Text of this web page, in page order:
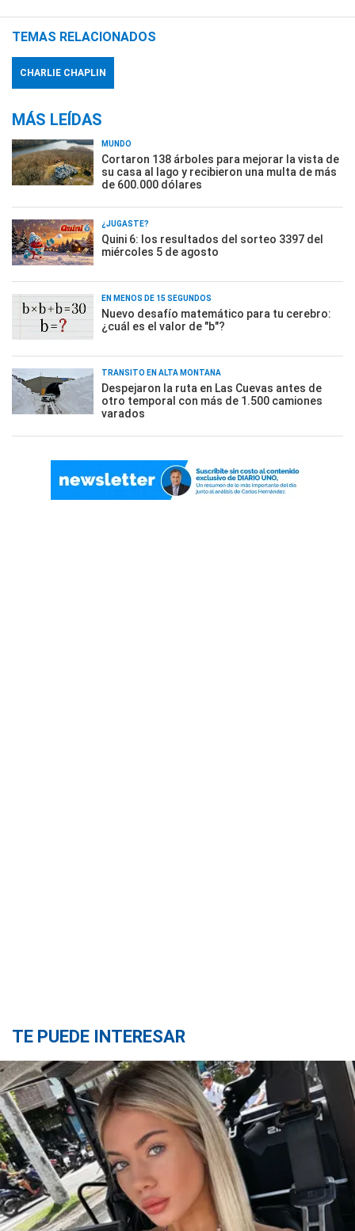
TEMAS RELACIONADOS
CHARLIE CHAPLIN
MÁS LEÍDAS
MUNDO
Cortaron 138 árboles para mejorar la vista de
su casa al lago y recibieron una multa de más
de 600.000 dólares
¿JUGASTE?
Quini 6: los resultados del sorteo 3397 del
miércoles 5 de agosto
EN MENOS DE 15 SEGUNDOS
Nuevo desafío matemático para tu cerebro:
¿cuál es el valor de "b"?
TRÁNSITO EN ALTA MONTAÑA
Despejaron la ruta en Las Cuevas antes de
otro temporal con más de 1.500 camiones
varados
TE PUEDE INTERESAR